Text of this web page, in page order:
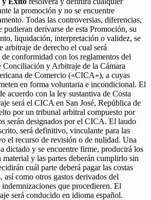
la promoción y no se encuentre
Todas las controversias, diferencias,
pudieran derivarse de esta Promoción, su
liquidación, interpretación o validez, se
arbitraje de derecho el cual será
conformidad con los reglamentos del
Conciliación y Arbitraje de la Cámara
de Comercio («CICA»), a cuyas
en forma voluntaria e incondicional. El
acuerdo con la ley sustantiva de Costa
será el CICA en San José, República de
por un tribunal arbitral compuesto por
serán designados por el CICA. El laudo
será definitivo, vinculante para las
el recurso de revisión o de nulidad. Una
dictado y se encuentre firme, producirá los
material y las partes deberán cumplirlo sin
cuál parte deberá pagar las costas
así como otros gastos derivados del
indemnizaciones que procedieren. El
será conducido en idioma español.